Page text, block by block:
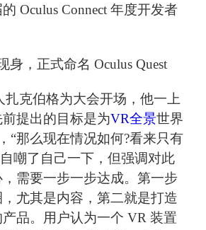
Oculus Connect 年度开发者
身，正式命名 Oculus Quest
扎克伯格为大会开场，他一上
提出的目标是为VR全景世界
“那么现在情况如何?看来只有
嘲了自己一下，但强调对此
，需要一步一步达成。第一步
尤其是内容，第二就是打造
品。用户认为一个 VR 装置